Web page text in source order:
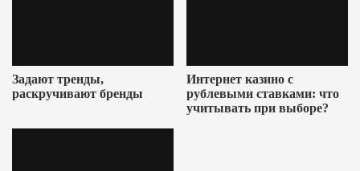
Задают тренды,
раскручивают бренды
Интернет казино с
рублевыми ставками: что
учитывать при выборе?